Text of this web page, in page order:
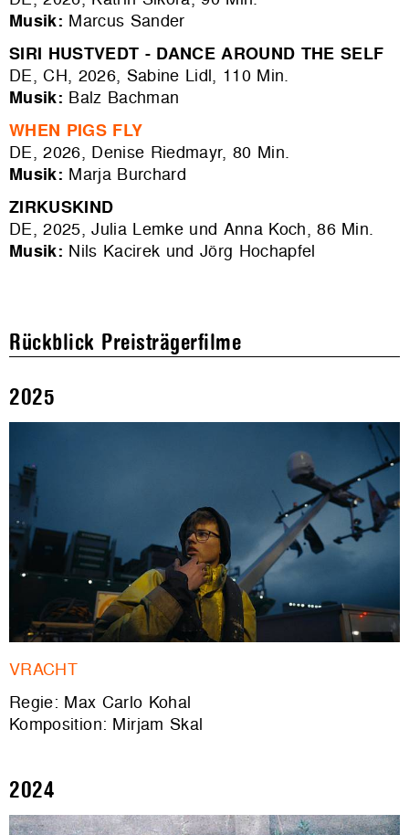
Musik: Marcus Sander
SIRI HUSTVEDT - DANCE AROUND THE SELF
DE, CH, 2026, Sabine Lidl, 110 Min.
Musik: Balz Bachman
WHEN PIGS FLY
DE, 2026, Denise Riedmayr, 80 Min.
Musik: Marja Burchard
ZIRKUSKIND
DE, 2025, Julia Lemke und Anna Koch, 86 Min.
Musik: Nils Kacirek und Jörg Hochapfel
Rückblick Preisträgerfilme
2025
VRACHT
Regie: Max Carlo Kohal
Komposition: Mirjam Skal
2024